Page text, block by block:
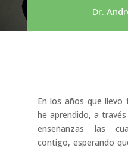
Dr.
En los años que
he aprendido, a
enseñanzas las
contigo, esperando